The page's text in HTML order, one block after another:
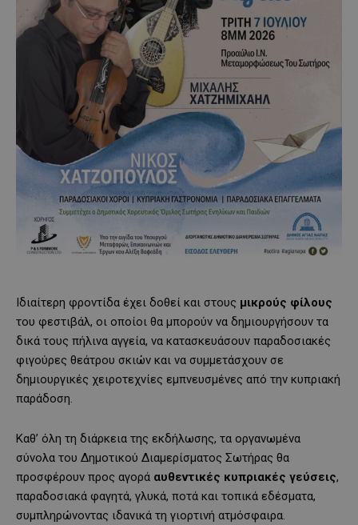
Ιδιαίτερη φροντίδα έχει δοθεί και στους μικρούς φίλους
του φεστιβάλ, οι οποίοι θα μπορούν να δημιουργήσουν τα
δικά τους πήλινα αγγεία, να κατασκευάσουν παραδοσιακές
φιγούρες θεάτρου σκιών και να συμμετάσχουν σε
δημιουργικές χειροτεχνίες εμπνευσμένες από την κυπριακή
παράδοση.
Καθ’ όλη τη διάρκεια της εκδήλωσης, τα οργανωμένα
σύνολα του Δημοτικού Διαμερίσματος Σωτήρας θα
προσφέρουν προς αγορά αυθεντικές κυπριακές γεύσεις,
παραδοσιακά φαγητά, γλυκά, ποτά και τοπικά εδέσματα,
συμπληρώνοντας ιδανικά τη γιορτινή ατμόσφαιρα.